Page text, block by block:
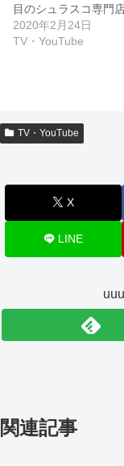
目のシュラスコ専門
2020年2月24日
TV・YouTube
TV・YouTube
X
LINE
関連記事